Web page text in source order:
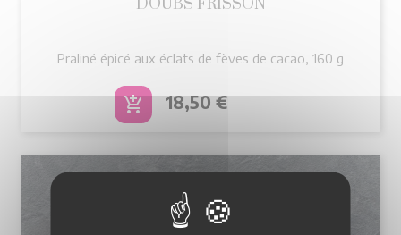
DOUBS FRISSON
Praliné épicé aux éclats de fèves de cacao, 160 g
add_shopping_cart Prix
18,50 €